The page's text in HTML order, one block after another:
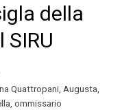
della
SIRU
Quattropani, Augusta,
, ommissario